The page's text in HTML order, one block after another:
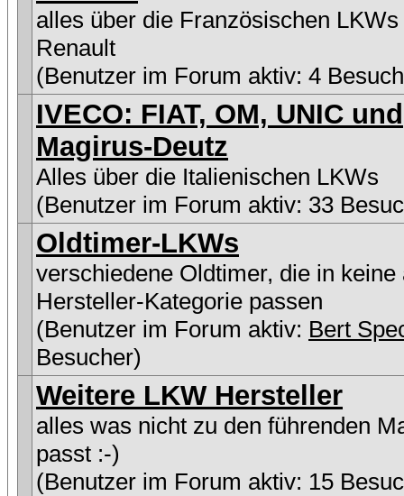
alles über die Französischen LKWs
Renault
(Benutzer im Forum aktiv: 4
IVECO: FIAT, OM, UNIC und
Magirus-Deutz
Alles über die Italienischen LKWs
(Benutzer im Forum aktiv: 33
Oldtimer-LKWs
verschiedene Oldtimer, die in keine
Hersteller-Kategorie passen
(Benutzer im Forum aktiv: Bert
Besucher)
Weitere LKW Hersteller
alles was nicht zu den führenden
passt :-)
(Benutzer im Forum aktiv: 15